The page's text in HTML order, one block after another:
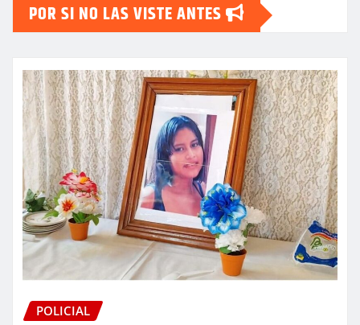
POR SI NO LAS VISTE ANTES
POLICIAL